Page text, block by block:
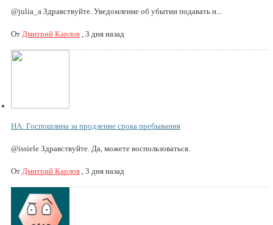
@julia_a Здравствуйте. Уведомление об убытии подавать н...
От Дмитрий Карлов , 3 дня назад
НА: Госпошлина за продление срока пребывания
@issiele Здравствуйте. Да, можете воспользоваться.
От Дмитрий Карлов , 3 дня назад